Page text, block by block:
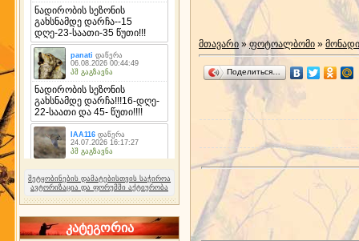
შეტყობინების დამატებისთვის საჭიროა
ავტორიზაცია და ფორუმში აქტიურობა
კატეგორია
მთავარი »ფოტოალბომი »
Поделиться…